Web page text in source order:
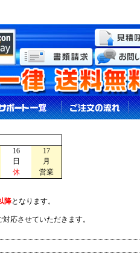
16
17
日
月
休
営業
降となります。
応させていただきます。